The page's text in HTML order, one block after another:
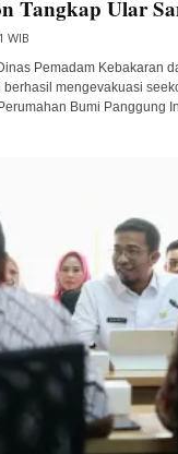
Tangkap Ular
WIB
Pemadam Kebakaran
mengevakuasi
Bumi Panggung